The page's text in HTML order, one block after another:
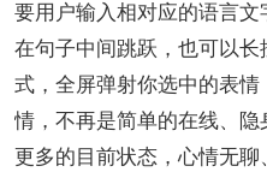
要用户输入相对应的语言
在句子中间跳跃，也可以
式，全屏弹射你选中的表
情，不再是简单的在线、
更多的目前状态，心情无